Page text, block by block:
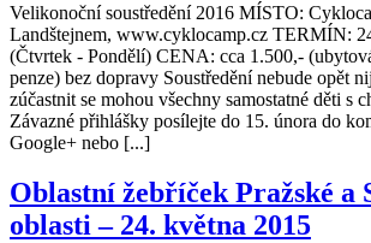
Velikonoční soustředění 2016 MÍSTO:
Landštejnem, www.cyklocamp.cz TERMÍN:
(Čtvrtek - Pondělí) CENA: cca 1.500,-
penze) bez dopravy Soustředění nebude opět
zúčastnit se mohou všechny samostatné děti s
Závazné přihlášky posílejte do 15. února do
Google+ nebo [...]
Oblastní žebříček Pražské a
oblasti – 24. května 2015